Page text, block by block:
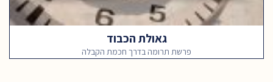
גאולת הכבוד
פרשת תרומה בדרך חכמת הקבלה